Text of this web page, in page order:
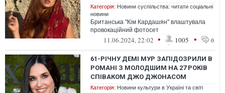
Категорія: Новини суспільства: читати соціальні
новини
Британська "Кім Кардашян" влаштувала
провокаційний фотосет
11.06.2024, 22:02 • 1005 • 0
61-РІЧНУ ДЕМІ МУР ЗАПІДОЗРИЛИ В
РОМАНІ З МОЛОДШИМ НА 27 РОКІВ
СПІВАКОМ ДЖО ДЖОНАСОМ
Категорія: Новини культури в Україні та світі